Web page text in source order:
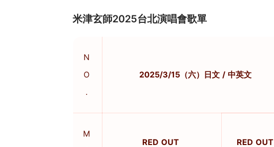
米津玄師2025台北演唱會歌單
N
O
.
2025/3/15（六）日文 / 中英文
M
RED OUT RED OUT